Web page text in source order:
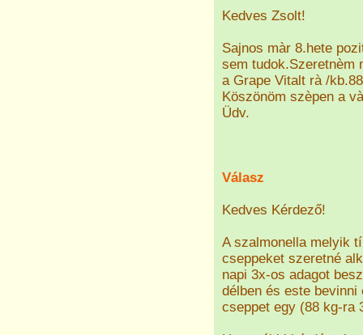
Kedves Zsolt!
Sajnos màr 8.hete
sem tudok.Szeretnèm
a Grape Vitalt rà /
Köszönöm szèpen a
Üdv.
Válasz
Kedves Kérdező!
A szalmonella melyik
cseppeket szeretné
napi 3x-os adagot
délben és este
cseppet egy (88 kg-ra